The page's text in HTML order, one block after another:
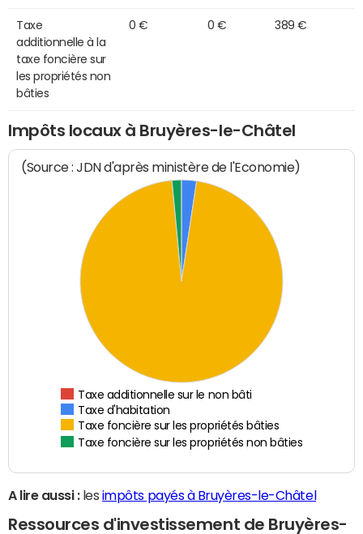
Taxe
additionnelle à la
taxe foncière sur
les propriétés non
bâties
0 € 0 € 389 €
Impôts locaux à Bruyères-le-Châtel
(Source : JDN d'après ministère de l'Economie)
Taxe additionnelle sur le non bâti
Taxe d'habitation
Taxe foncière sur les propriétés bâties
Taxe foncière sur les propriétés non bâties
A lire aussi :les impôts payés à Bruyères-le-Châtel
Ressources d'investissement de Bruyères-